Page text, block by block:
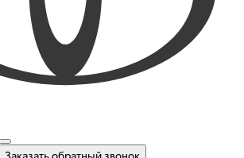
Заказать обратный звонок